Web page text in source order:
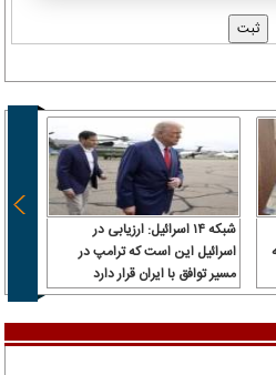
شبکه ۱۴ اسرائیل: ارزیابی در
اسرائیل این است که ترامپ در
مسیر توافق با ایران قرار دارد